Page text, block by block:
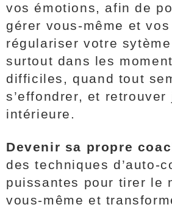
vos émotions, afin de
gérer vous-même et
régulariser votre
surtout dans les
difficiles, quand tout
s’effondrer, et
intérieure.
Devenir sa propre
des techniques d’auto-
puissantes pour tirer le
vous-même et